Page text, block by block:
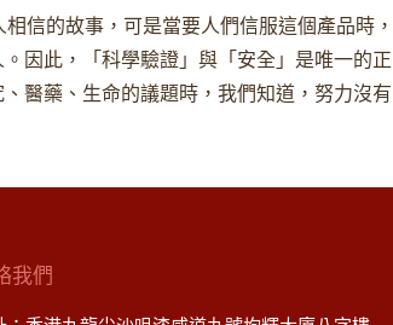
信的故事，可是當要人們信服這個產品時，
因此，「科學驗證」與「安全」是唯一的正
醫藥、生命的議題時，我們知道，努力沒有
我們